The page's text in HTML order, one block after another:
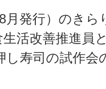
月発行）のきら
活改善推進員
し寿司の試作会